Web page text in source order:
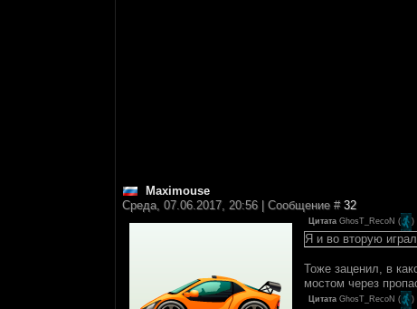
Maximouse
Среда, 07.06.2017, 20:56 | Сообщение # 32
Цитата GhosT_RecoN ( )
Я и во вторую
Тоже заценил, в
мостом через
Цитата GhosT_RecoN ( )